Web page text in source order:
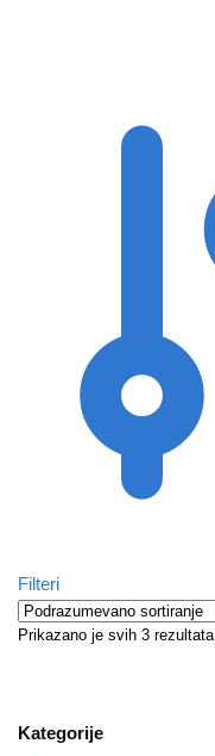
Filteri
Prikazano je svih 3 rezultata
Kategorije